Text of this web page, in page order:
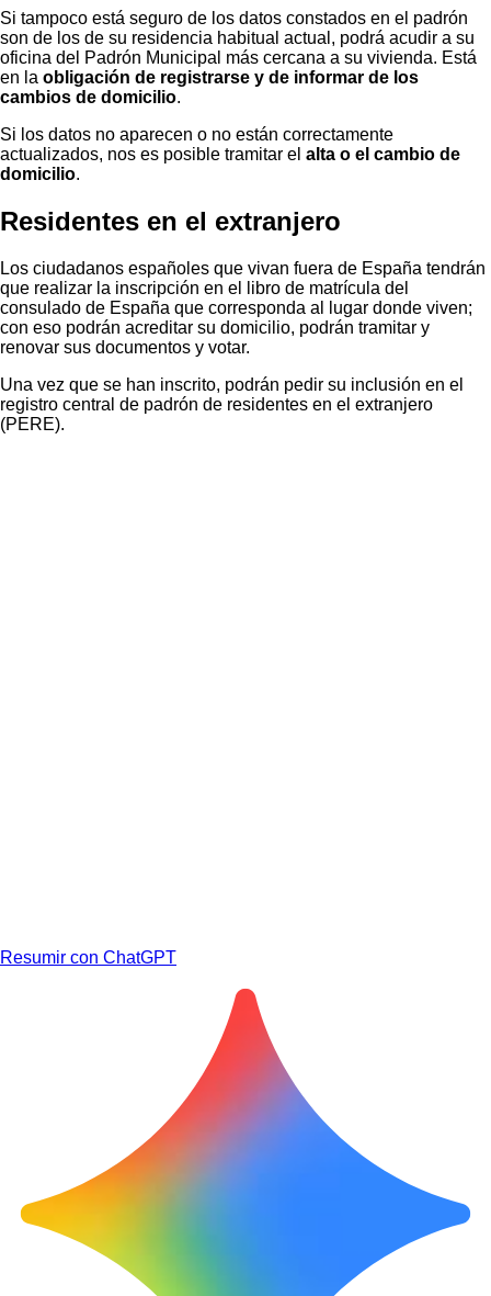
Si tampoco está seguro de los datos constados en el padrón
son de los de su residencia habitual actual, podrá acudir a su
oficina del Padrón Municipal más cercana a su vivienda. Está
en la obligación de registrarse y de informar de los
cambios de domicilio.
Si los datos no aparecen o no están correctamente
actualizados, nos es posible tramitar el alta o el cambio de
domicilio.
Residentes en el extranjero
Los ciudadanos españoles que vivan fuera de España tendrán
que realizar la inscripción en el libro de matrícula del
consulado de España que corresponda al lugar donde viven;
con eso podrán acreditar su domicilio, podrán tramitar y
renovar sus documentos y votar.
Una vez que se han inscrito, podrán pedir su inclusión en el
registro central de padrón de residentes en el extranjero
(PERE).
Resumir con ChatGPT